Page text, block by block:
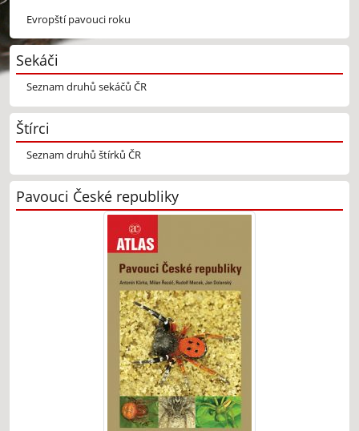
Evropští pavouci roku
Sekáči
Seznam druhů sekáčů ČR
Štírci
Seznam druhů štírků ČR
Pavouci České republiky